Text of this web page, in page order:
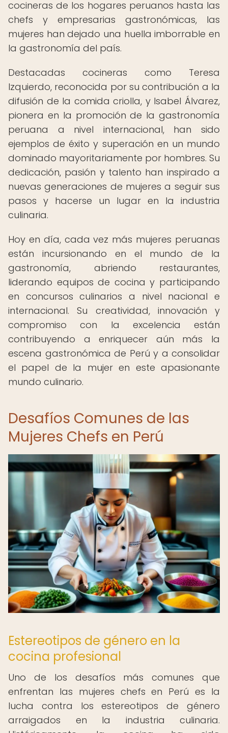
cocineras de los hogares peruanos hasta las
chefs y empresarias gastronómicas, las
mujeres han dejado una huella imborrable en
la gastronomía del país.
Destacadas cocineras como Teresa
Izquierdo, reconocida por su contribución a la
difusión de la comida criolla, y Isabel Álvarez,
pionera en la promoción de la gastronomía
peruana a nivel internacional, han sido
ejemplos de éxito y superación en un mundo
dominado mayoritariamente por hombres. Su
dedicación, pasión y talento han inspirado a
nuevas generaciones de mujeres a seguir sus
pasos y hacerse un lugar en la industria
culinaria.
Hoy en día, cada vez más mujeres peruanas
están incursionando en el mundo de la
gastronomía, abriendo restaurantes,
liderando equipos de cocina y participando
en concursos culinarios a nivel nacional e
internacional. Su creatividad, innovación y
compromiso con la excelencia están
contribuyendo a enriquecer aún más la
escena gastronómica de Perú y a consolidar
el papel de la mujer en este apasionante
mundo culinario.
Desafíos Comunes de las
Mujeres Chefs en Perú
Estereotipos de género en la
cocina profesional
Uno de los desafíos más comunes que
enfrentan las mujeres chefs en Perú es la
lucha contra los estereotipos de género
arraigados en la industria culinaria.